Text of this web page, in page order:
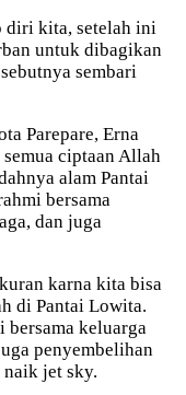
diri kita, setelah ini
untuk dibagikan
sembari
Parepare, Erna
ciptaan Allah
alam Pantai
bersama
dan juga
karna kita bisa
di Pantai Lowita.
keluarga
penyembelihan
naik jet sky.